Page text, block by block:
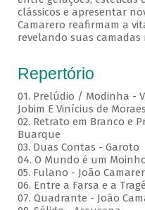
clássicos e apresentar
Camarero reafirmam a
revelando suas camadas
Repertório
01. Prelúdio / Modinha -
Jobim E Vinícius de Moraes
02. Retrato em Branco e
Buarque
03. Duas Contas - Garoto
04. O Mundo é um
05. Fulano - João
06. Entre a Farsa e a
07. Quadrante - João